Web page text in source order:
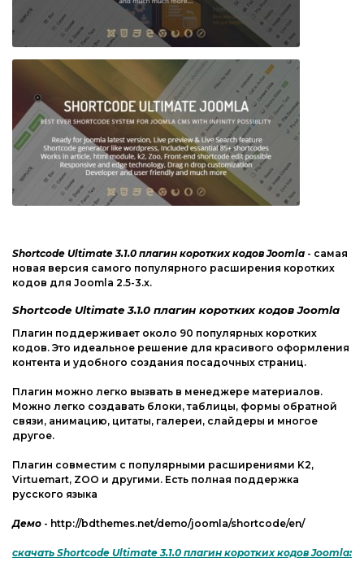
Релизы Joomla
Компоненты Joomla
Модули, плагины Joomla
Шаблоны Joomla
phpBB форум
Другие CMS
Web-Мастеру
Shortcode Ultimate 3.1.0 плагин коротких кодов Joomla - самая
новая версия самого популярного расширения коротких
кодов для Joomla 2.5-3.x.
Shortcode Ultimate 3.1.0 плагин коротких кодов Joomla
Плагин поддерживает около 90 популярных коротких
кодов. Это идеальное решение для красивого оформления
контента и удобного создания посадочных страниц.
Плагин можно легко вызвать в менеджере материалов.
Можно легко создавать блоки, таблицы, формы обратной
связи, анимацию, цитаты, галереи, слайдеры и многое
другое.
Плагин совместим с популярными расширениями K2,
Virtuemart, ZOO и другими. Есть полная поддержка
русского языка
Демо - http://bdthemes.net/demo/joomla/shortcode/en/
скачать Shortcode Ultimate 3.1.0 плагин коротких кодов Joomla:
phpBB форум
Другие CMS
Web-Мастеру
Другие шаблоны